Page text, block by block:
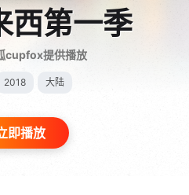
西第一季
cupfox提供播放
2018 大陆
即播放